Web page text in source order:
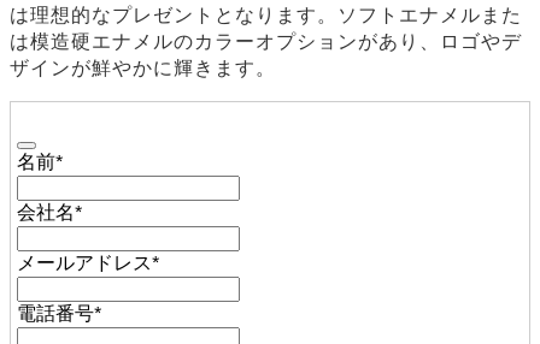
は理想的なプレゼントとなります。ソフトエナメルまた
は模造硬エナメルのカラーオプションがあり、ロゴやデ
ザインが鮮やかに輝きます。
Phone
Number*
名前*
会社名*
メールアドレス*
電話番号*